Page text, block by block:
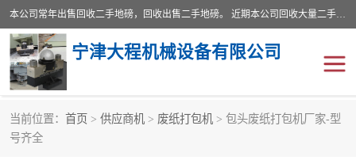
本公司常年出售回收二手地磅，回收出售二手地磅。 近期本公司回收大量二手地磅，型号齐全，宽度从2米到3.5米，长度5米到25米，承重吨位从10到200吨，成色7—9成新。 ? 使用年限6个月至2年，产品来源于个人闲置品，工矿企业停用品，因小换大而来。 精准度和新的一样， 二手地磅是内行人的选择，打个电话就省钱朋友您好等什么
宁津大程机械设备有限公司
当前位置： 首页 > 供应商机 > 废纸打包机 > 包头废纸打包机厂家-型
号齐全
地磅